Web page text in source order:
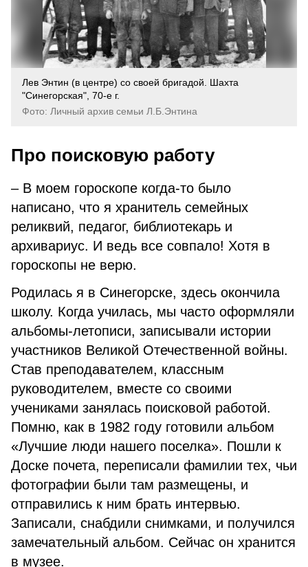
Лев Энтин (в центре) со своей бригадой. Шахта
"Синегорская", 70-е г.
Фото: Личный архив семьи Л.Б.Энтина
Про поисковую работу
– В моем гороскопе когда-то было
написано, что я хранитель семейных
реликвий, педагог, библиотекарь и
архивариус. И ведь все совпало! Хотя в
гороскопы не верю.
Родилась я в Синегорске, здесь окончила
школу. Когда училась, мы часто оформляли
альбомы-летописи, записывали истории
участников Великой Отечественной войны.
Став преподавателем, классным
руководителем, вместе со своими
учениками занялась поисковой работой.
Помню, как в 1982 году готовили альбом
«Лучшие люди нашего поселка». Пошли к
Доске почета, переписали фамилии тех, чьи
фотографии были там размещены, и
отправились к ним брать интервью.
Записали, снабдили снимками, и получился
замечательный альбом. Сейчас он хранится
в музее.